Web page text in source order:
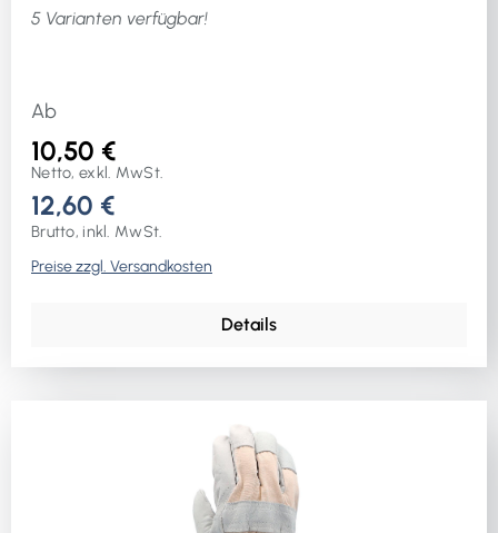
5 Varianten verfügbar!
Ab
10,50 €
Netto, exkl. MwSt.
12,60 €
Brutto, inkl. MwSt.
Preise zzgl. Versandkosten
Details